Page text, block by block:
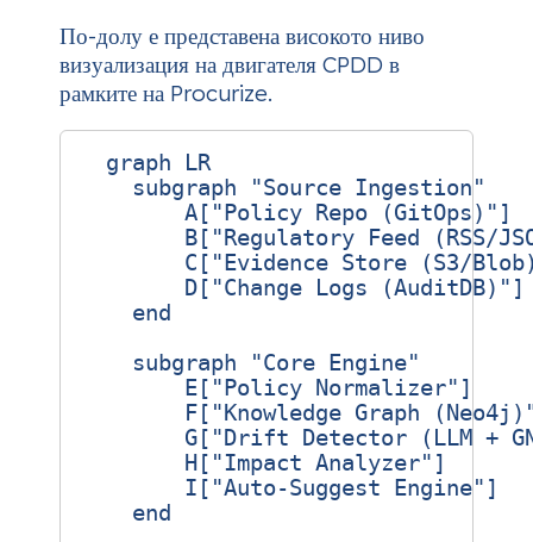
По-долу е представена високото ниво
визуализация на двигателя CPDD в
рамките на Procurize.
  graph LR
    subgraph "Source Ingestion"
        A["Policy Repo (GitOps)"]
B["Regulatory Feed (RSS/
C["Evidence Store (S3/
        D["Change Logs (AuditDB)"]
    end
    subgraph "Core Engine"
        E["Policy Normalizer"]
F["Knowledge Graph
G["Drift Detector (LLM +
        H["Impact Analyzer"]
        I["Auto‑Suggest Engine"]
    end